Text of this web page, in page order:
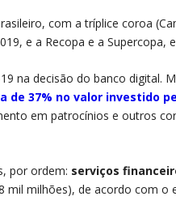
com a tríplice coroa
e a Recopa e a Supercopa,
na decisão do banco digital.
de 37% no valor investido
em patrocínios e outros
por ordem: serviços
mil milhões), de acordo com o